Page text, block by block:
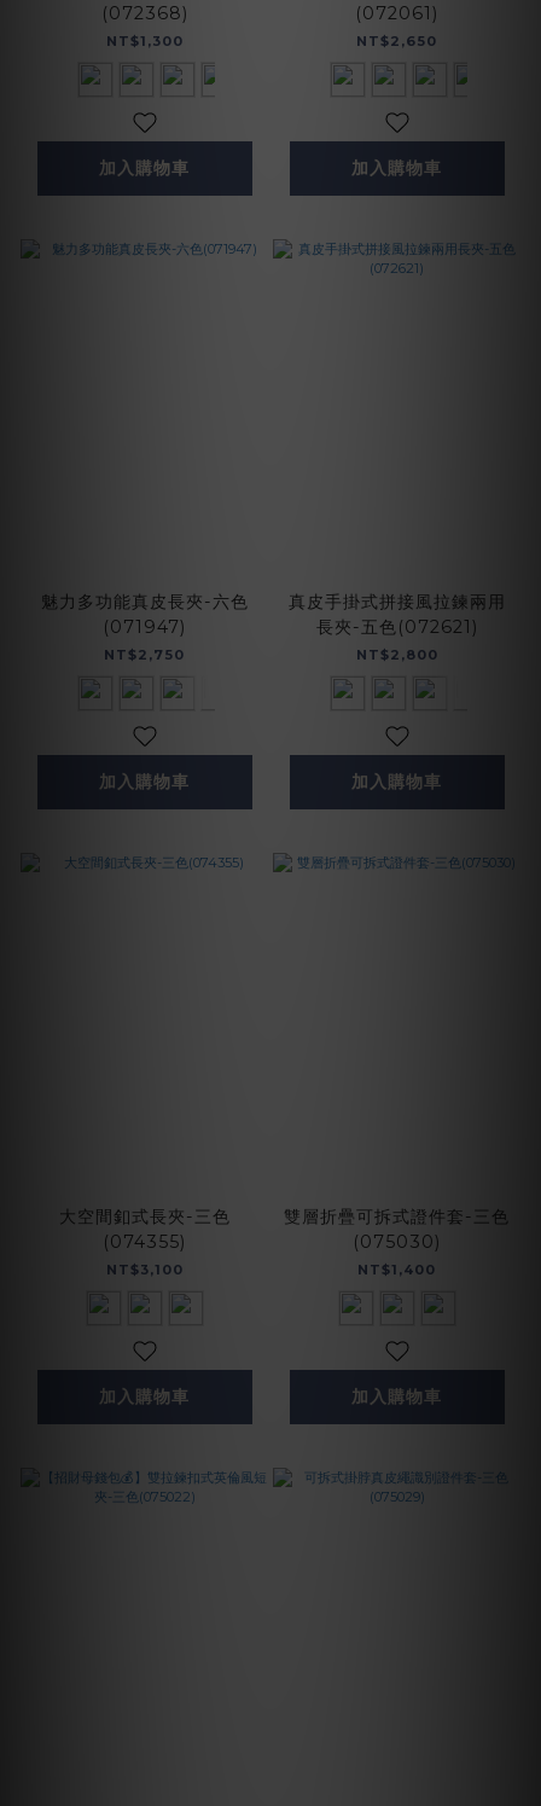
(072368)
NT$1,300
加入購物車
(072061)
NT$2,650
加入購物車
魅力多功能真皮長夾-六色
(071947)
NT$2,750
加入購物車
真皮手掛式拼接風拉鍊兩用
長夾-五色(072621)
NT$2,800
加入購物車
大空間釦式長夾-三色
(074355)
NT$3,100
加入購物車
雙層折疊可拆式證件套-三色
(075030)
NT$1,400
加入購物車